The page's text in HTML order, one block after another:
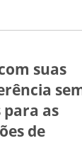
suas
as
de